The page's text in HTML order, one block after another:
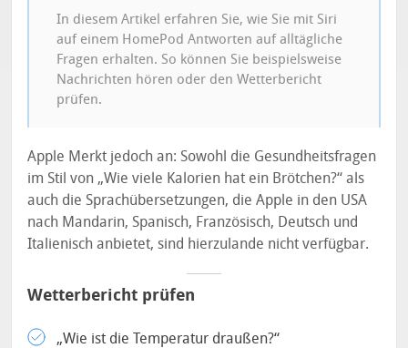
In diesem Artikel erfahren Sie, wie Sie mit Siri
auf einem HomePod Antworten auf alltägliche
Fragen erhalten. So können Sie beispielsweise
Nachrichten hören oder den Wetterbericht
prüfen.
Apple Merkt jedoch an: Sowohl die Gesundheitsfragen
im Stil von „Wie viele Kalorien hat ein Brötchen?“ als
auch die Sprachübersetzungen, die Apple in den USA
nach Mandarin, Spanisch, Französisch, Deutsch und
Italienisch anbietet, sind hierzulande nicht verfügbar.
Wetterbericht prüfen
„Wie ist die Temperatur draußen?“